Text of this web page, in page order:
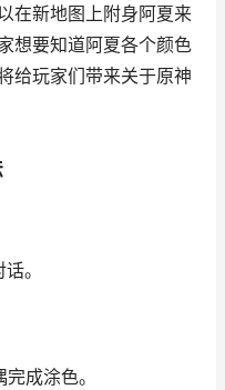
在新地图上附身阿夏来
想要知道阿夏各个颜色
给玩家们带来关于原神
。
成涂色。